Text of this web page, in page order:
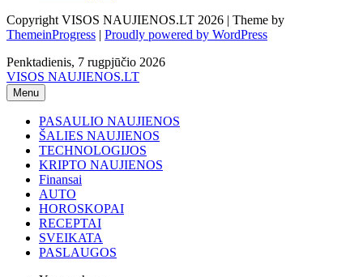
Copyright VISOS NAUJIENOS.LT 2026 | Theme by
ThemeinProgress | Proudly powered by WordPress
Penktadienis, 7 rugpjūčio 2026
VISOS NAUJIENOS.LT
Menu
PASAULIO NAUJIENOS
ŠALIES NAUJIENOS
TECHNOLOGIJOS
KRIPTO NAUJIENOS
Finansai
AUTO
HOROSKOPAI
RECEPTAI
SVEIKATA
PASLAUGOS